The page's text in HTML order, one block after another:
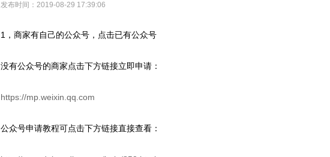
发布时间：2019-08-29 17:39:06
1，商家有自己的公众号，点击已有公众号
没有公众号的商家点击下方链接立即申请：
https://mp.weixin.qq.com
公众号申请教程可点击下方链接直接查看：